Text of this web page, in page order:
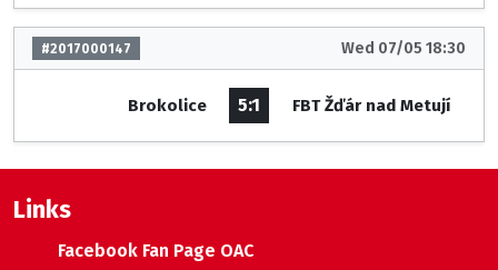
#2017000147 Wed 07/05 18:30
Brokolice 5:1 FBT Žďár nad Metují
Links
Facebook Fan Page OAC